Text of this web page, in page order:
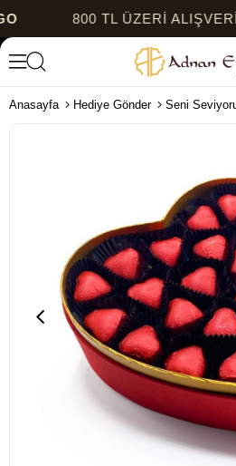
800 TL ÜZERİ
Anasayfa Hediye Gönder Seni